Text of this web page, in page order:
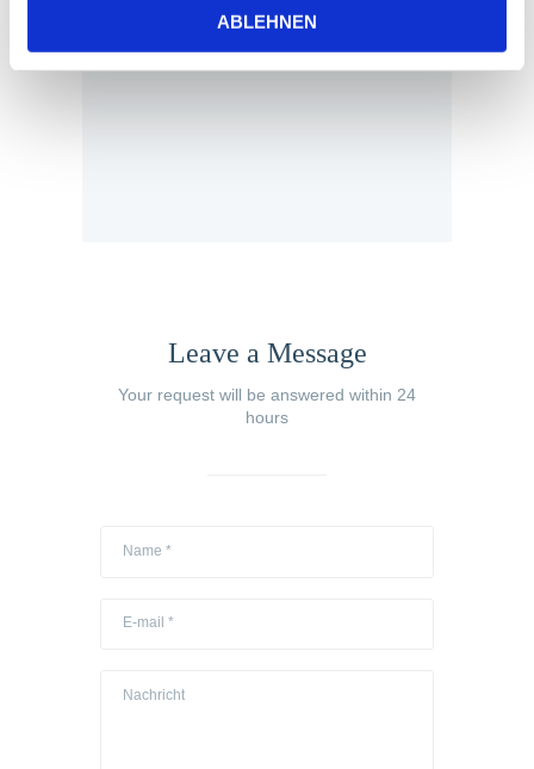
l
ABLEHNEN
Leave a Message
Your request will be answered within 24
hours